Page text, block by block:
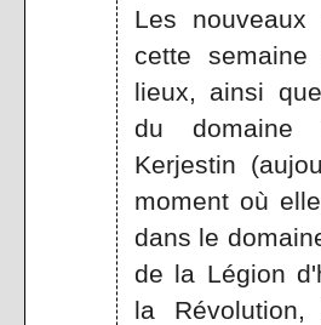
Les nouveaux
cette
lieux, ainsi
du domaine
Kerjestin
moment où
dans le
de la Légion
la